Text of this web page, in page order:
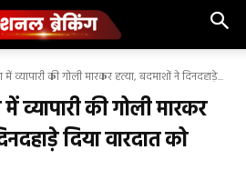
व्यापारी की गोली मारकर हत्या, बदमाशों ने दिनदहाड़े...
व्यापारी की गोली मारकर
दिया वारदात को